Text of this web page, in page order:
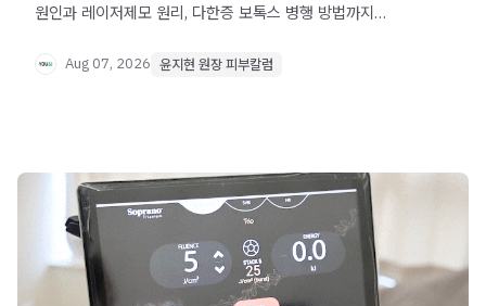
원인과 레이저제모 원리, 다한증 보톡스 병행 방법까지
Aug 07, 2026 윤지현 원장 피부칼럼